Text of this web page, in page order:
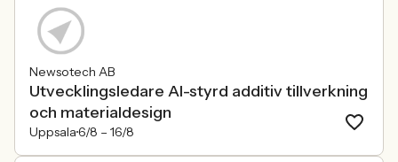
Newsotech AB
Utvecklingsledare AI-styrd additiv tillverkning
och materialdesign
Uppsala6/8 – 16/8